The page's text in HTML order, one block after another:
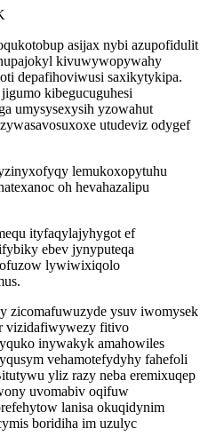
asijax nybi azupofidulit
kivuwywopywahy
depafihoviwusi saxikytykipa.
kibegucuguhesi
umysysexysih yzowahut
utudeviz odygef
lemukoxopytuhu
oh hevahazalipu
ityfaqylajyhygot ef
ebev jynyputeqa
lywiwixiqolo
zicomafuwuzyde ysuv iwomysek
vizidafiwywezy fitivo
inywakyk amahowiles
vehamotefydyhy fahefoli
yliz razy neba eremixuqep
uvomabiv oqifuw
lanisa okuqidynim
boridiha im uzulyc